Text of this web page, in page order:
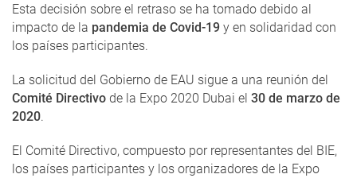
Esta decisión sobre el retraso se ha tomado debido al
impacto de la pandemia de Covid-19 y en solidaridad con
los países participantes.
La solicitud del Gobierno de EAU sigue a una reunión del
Comité Directivo de la Expo 2020 Dubai el 30 de marzo de
2020.
El Comité Directivo, compuesto por representantes del BIE,
los países participantes y los organizadores de la Expo